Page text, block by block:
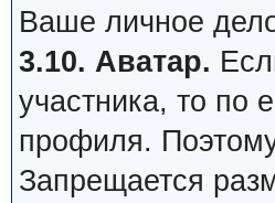
Ваше личное
3.10. Аватар.
участника, то по
профиля.
Запрещается